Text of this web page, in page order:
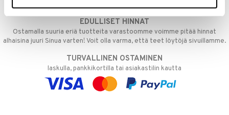
EDULLISET HINNAT
Ostamalla suuria eriä tuotteita varastoomme voimme pitää hinnat
alhaisina juuri Sinua varten! Voit olla varma, että teet löytöjä sivuillamme.
TURVALLINEN OSTAMINEN
laskulla, pankkikortilla tai asiakastilin kautta